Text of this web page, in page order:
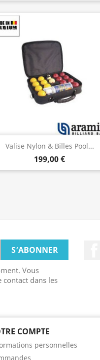
Valise Nylon & Billes Pool...
199,00 €
Aperçu rapide
Vous
dans les
COMPTE
personnelles